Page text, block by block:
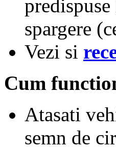
spargere
Vezi si
Cum
Atasati
semn de